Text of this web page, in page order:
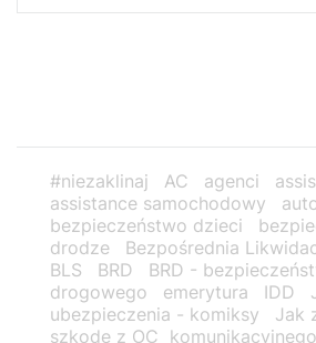
#niezaklinaj AC agenci
assistance samochodowy
bezpieczeństwo dzieci
drodze
Bezpośrednia
BLS
BRD
BRD -
drogowego
emerytura IDD
ubezpieczenia - komiksy
Jak
szkodę z OC komunikacyjnego